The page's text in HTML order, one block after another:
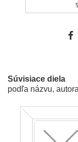
Súvisiace diela
podľa názvu,